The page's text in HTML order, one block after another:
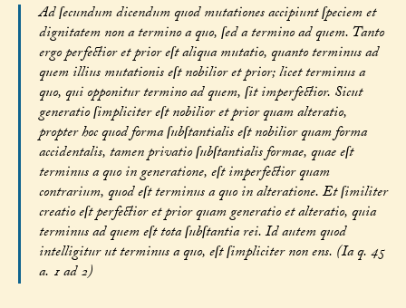
Ad ſecundum dicendum quod mutationes accipiunt ſpeciem et
dignitatem non a termino a quo, ſed a termino ad quem. Tanto
ergo perfectior et prior eſt aliqua mutatio, quanto terminus ad
quem illius mutationis eſt nobilior et prior; licet terminus a
quo, qui opponitur termino ad quem, ſit imperfectior. Sicut
generatio ſimpliciter eſt nobilior et prior quam alteratio,
propter hoc quod forma ſubſtantialis eſt nobilior quam forma
accidentalis, tamen privatio ſubſtantialis formae, quae eſt
terminus a quo in generatione, eſt imperfectior quam
contrarium, quod eſt terminus a quo in alteratione. Et ſimiliter
creatio eſt perfectior et prior quam generatio et alteratio, quia
terminus ad quem eſt tota ſubſtantia rei. Id autem quod
intelligitur ut terminus a quo, eſt ſimpliciter non ens. (Ia q. 45
a. 1 ad 2)